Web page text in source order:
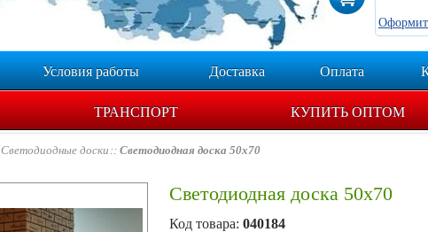
Условия работы Доставка Оплата
ТРАНСПОРТ КУПИТЬ ОПТОМ
Светодиодные доски Светодиодная доска 50х70
Светодиодная доска 50х70
Код товара: 040184